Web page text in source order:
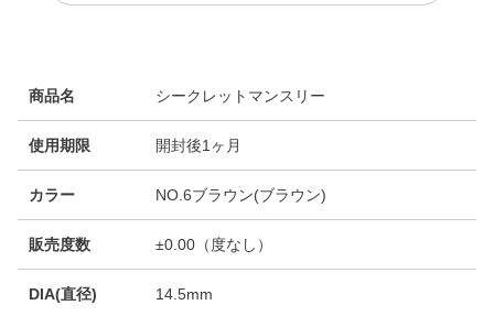
商品名 シークレットマンスリー
使用期限 開封後1ヶ月
カラー NO.6ブラウン(ブラウン)
販売度数 ±0.00（度なし）
DIA(直径) 14.5mm